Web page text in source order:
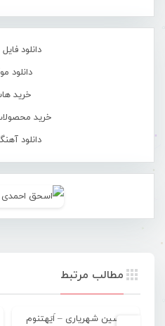
دانلود فایل
دانلود
خرید
خرید
دانلود
مطالب مرتبط
یاسین شهریاری – اَیَهتنوم